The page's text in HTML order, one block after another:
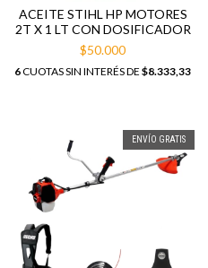
ACEITE STIHL HP MOTORES
2T X 1 LT CON DOSIFICADOR
$50.000
6CUOTAS SIN INTERÉS DE $8.333,33
ENVÍO GRATIS